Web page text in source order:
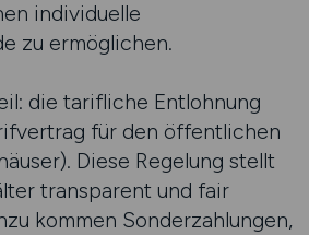
individuelle
zu ermöglichen.
die tarifliche Entlohnung
für den öffentlichen
Diese Regelung stellt
transparent und fair
kommen Sonderzahlungen,